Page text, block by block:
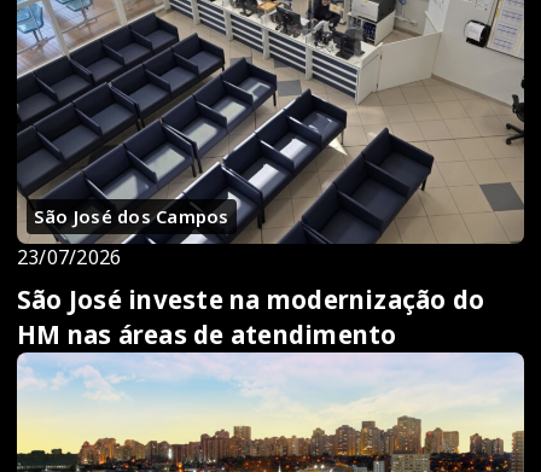
São José dos Campos
23/07/2026
São José investe na modernização do
HM nas áreas de atendimento